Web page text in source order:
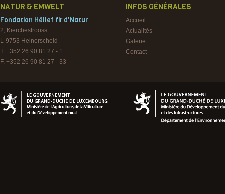
NATUR & EMWELT
Fondation Hëllef fir d'Natur
2, Kierchestrooss
L-9753 Heinerscheid
T. +352 26 90 81 27 - 1
F. +352 26 90 81 27 - 33
INFOS GÉNÉRALES
Accueil
Actualités
Galerie
Contact